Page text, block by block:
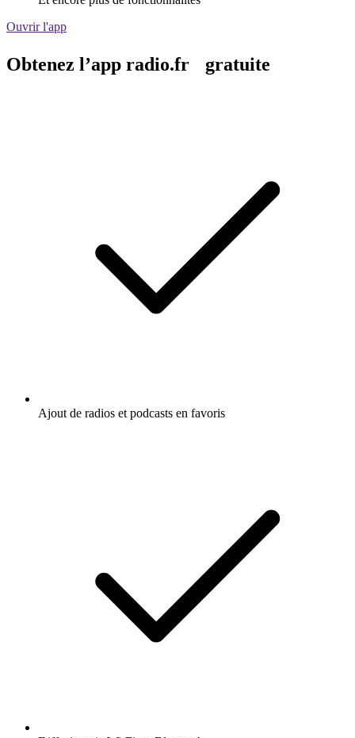
Ouvrir l'app
Obtenez l’app radio.fr gratuite
Ajout de radios et podcasts en favoris